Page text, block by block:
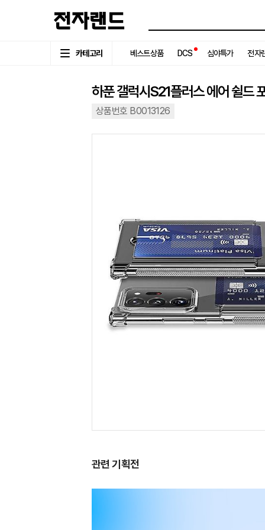
카테고리 베스트상품 DCS 심야특가 전자
하푼 갤럭시S21플러스 에어 쉴드
상품번호 B0013126
관련 기획전